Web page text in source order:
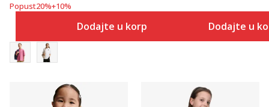
Popust20%+10%
Dodajte u korpu Dodajte u